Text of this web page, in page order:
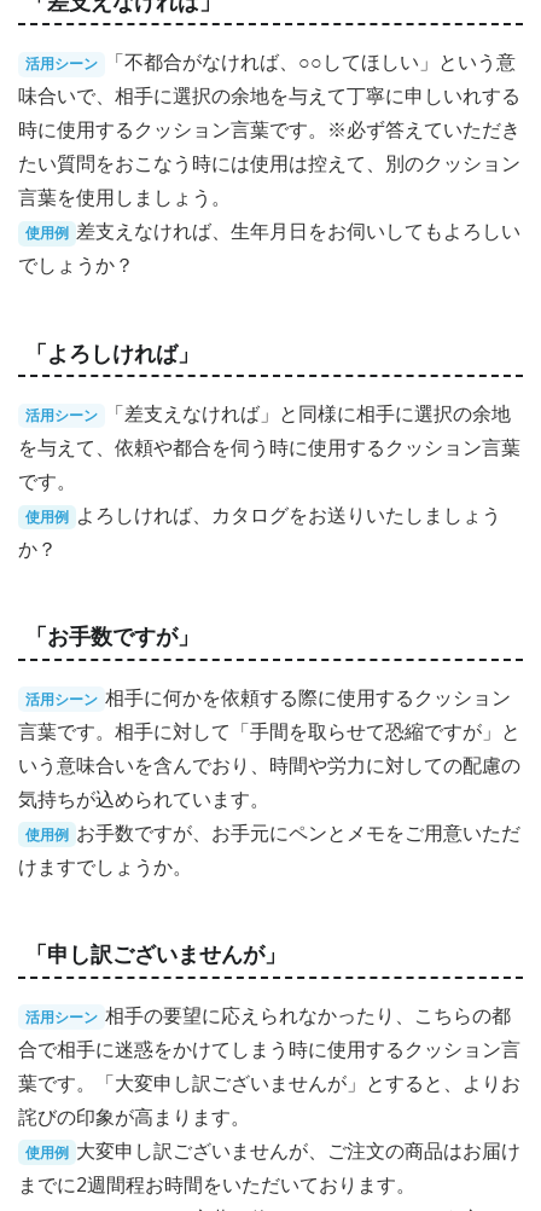
活用シーン
「不都合がなければ、○○してほしい」という意
味合いで、相手に選択の余地を与えて丁寧に申しいれする
時に使用するクッション言葉です。※必ず答えていただき
たい質問をおこなう時には使用は控えて、別のクッション
言葉を使用しましょう。
使用例 差支えなければ、生年月日をお伺いしてもよろしい
でしょうか？
「よろしければ」
活用シーン
「差支えなければ」と同様に相手に選択の余地
を与えて、依頼や都合を伺う時に使用するクッション言葉
です。
使用例 よろしければ、カタログをお送りいたしましょう
か？
「お手数ですが」
活用シーン 相手に何かを依頼する際に使用するクッション
言葉です。相手に対して「手間を取らせて恐縮ですが」と
いう意味合いを含んでおり、時間や労力に対しての配慮の
気持ちが込められています。
使用例 お手数ですが、お手元にペンとメモをご用意いただ
けますでしょうか。
「申し訳ございませんが」
活用シーン 相手の要望に応えられなかったり、こちらの都
合で相手に迷惑をかけてしまう時に使用するクッション言
葉です。「大変申し訳ございませんが」とすると、よりお
詫びの印象が高まります。
使用例 大変申し訳ございませんが、ご注文の商品はお届け
までに2週間程お時間をいただいております。